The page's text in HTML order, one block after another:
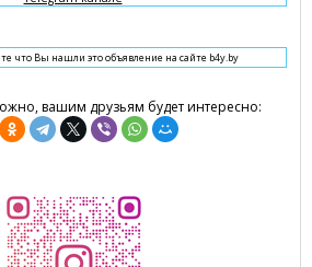
что Вы нашли это объявление на сайте b4y.by
вашим друзьям будет интересно: